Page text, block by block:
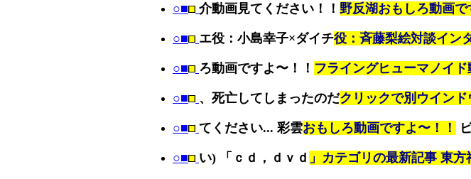
○■ 介動画見てください！！ 野反湖おもしろ動画で
○■ エ役：小島幸子×ダイチ役：斉藤梨絵対談イン
○■ ろ動画ですよ〜！！ フライングヒューマノイ
○■ 、死亡してしまったのだクリックで別ウイン
○■ てください... 彩雲おもしろ動画ですよ〜！！
○■ い) 「ｃｄ，ｄｖｄ 」カテゴリの最新記事 東方